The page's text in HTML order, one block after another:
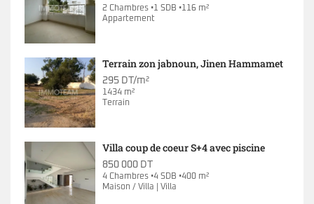
2 Chambres •1 SDB •116 m²
Appartement
Terrain zon jabnoun, Jinen Hammamet
295 DT/m²
1434 m²
Terrain
Villa coup de coeur S+4 avec piscine
850 000 DT
4 Chambres •4 SDB •400 m²
Maison / Villa | Villa